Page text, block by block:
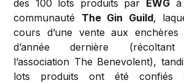
des 100 lots produits par EWG
communauté The Gin Guild,
cours d’une vente aux
d’année dernière
l’association The Benevolent),
lots produits ont été confiés